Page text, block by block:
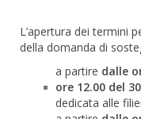
L’apertura dei termini
della domanda di
a partire dalle
ore 12.00 del
dedicata alle